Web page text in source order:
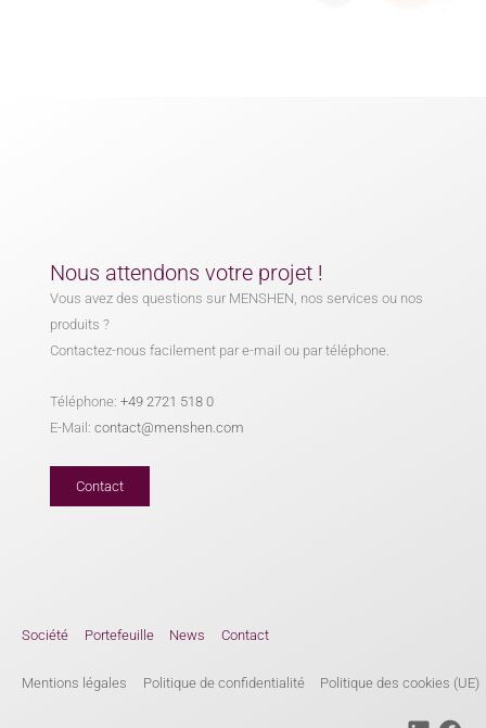
Nous attendons votre projet !
Vous avez des questions sur MENSHEN, nos services ou nos
produits ?
Contactez-nous facilement par e-mail ou par téléphone.
Téléphone:+49 2721 518 0
E-Mail:contact@menshen.com
Contact
Société Portefeuille News Contact
Mentions légales Politique de confidentialité Politique des cookies (UE)